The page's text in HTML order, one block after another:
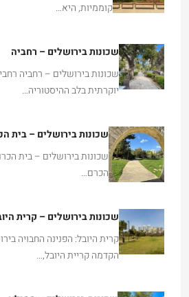
קוממיות, היא…
שכונות בירושלים – רחביה
שכונות בירושלים – רחביה
יוקרתית בלב ההיסטוריה…
שכונות בירושלים – בית
שכונות בירושלים – בית
הכרם…
שכונות בירושלים – קרית
קרית היובל: הפנינה החבויה
הקדמה קריית היובל,…